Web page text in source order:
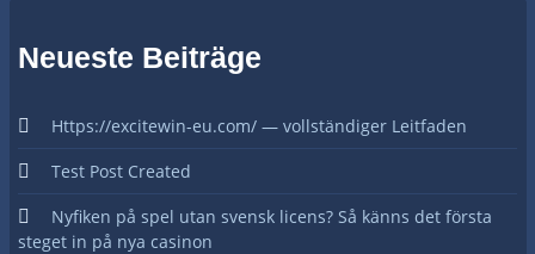
Neueste Beiträge
Https://excitewin-eu.com/ — vollständiger Leitfaden
Test Post Created
Nyfiken på spel utan svensk licens? Så känns det första
steget in på nya casinon